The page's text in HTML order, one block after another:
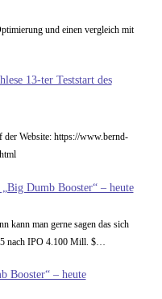
und einen vergleich mit
13-ter Teststart des
Website: https://www.bernd-
Dumb Booster“ – heute
kann man gerne sagen das sich
nach IPO 4.100 Mill. $…
Booster“ – heute